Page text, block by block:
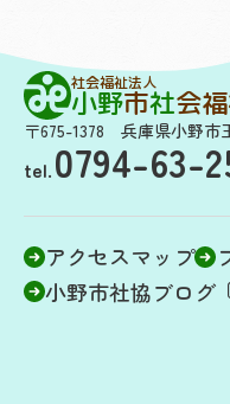
社会福祉法人
小野市社会
〒675-1378 兵庫県小野市
tel.0794-63-
アクセスマップ
小野市社協ブログ